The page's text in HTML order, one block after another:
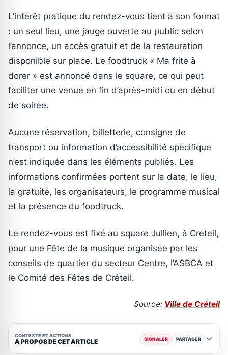
L’intérêt pratique du rendez-vous tient à son format
: un seul lieu, une jauge ouverte au public selon
l’annonce, un accès gratuit et de la restauration
disponible sur place. Le foodtruck « Ma frite à
dorer » est annoncé dans le square, ce qui peut
faciliter une venue en fin d’après-midi ou en début
de soirée.
Aucune réservation, billetterie, consigne de
transport ou information d’accessibilité spécifique
n’est indiquée dans les éléments publiés. Les
informations confirmées portent sur la date, le lieu,
la gratuité, les organisateurs, le programme musical
et la présence du foodtruck.
Le rendez-vous est fixé au square Jullien, à Créteil,
pour une Fête de la musique organisée par les
conseils de quartier du secteur Centre, l’ASBCA et
le Comité des Fêtes de Créteil.
Source: Ville de Créteil
CONTEXTE ET ACTIONS
A PROPOS DE CET ARTICLE SIGNALER PARTAGER